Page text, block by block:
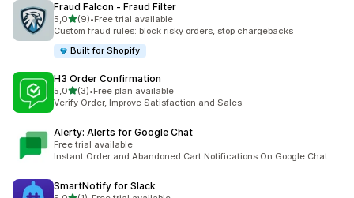
Fraud Falcon ‑ Fraud Filter
5,0/ 5 tähteä
(9)
9 arvostelua yhteensä
•Free trial available
Custom fraud rules: block risky orders, stop chargebacks
Built for Shopify
H3 Order Confirmation
5,0/ 5 tähteä
(3)
3 arvostelua yhteensä
•Free plan available
Verify Order, Improve Satisfaction and Sales.
Alerty: Alerts for Google Chat
Free trial available
Instant Order and Abandoned Cart Notifications On Google Chat
SmartNotify for Slack